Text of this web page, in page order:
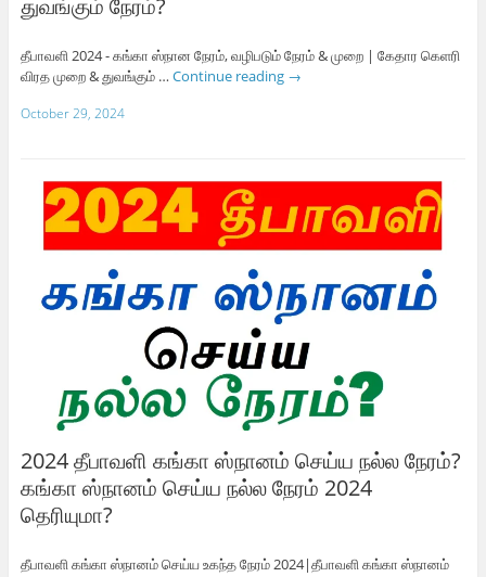
துவங்கும் நேரம்?
தீபாவளி 2024 - கங்கா ஸ்நான நேரம், வழிபடும் நேரம் & முறை | கேதார கெளரி
விரத முறை & துவங்கும் … Continue reading →
October 29, 2024
2024 தீபாவளி கங்கா ஸ்நானம் செய்ய நல்ல நேரம்?
கங்கா ஸ்நானம் செய்ய நல்ல நேரம் 2024
தெரியுமா?
தீபாவளி கங்கா ஸ்நானம் செய்ய உகந்த நேரம் 2024|தீபாவளி கங்கா ஸ்நானம்